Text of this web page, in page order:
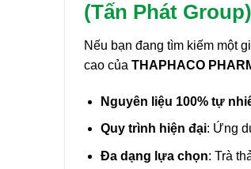
(Tấn Phát Group)
Nếu bạn đang tìm kiếm một
cao của THAPHACO
Nguyên liệu 100% tự
Quy trình hiện đại: Ứng
Đa dạng lựa chọn: Trà